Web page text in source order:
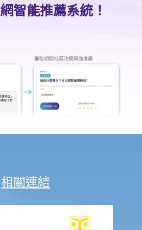
智能推薦系統！
相關連結